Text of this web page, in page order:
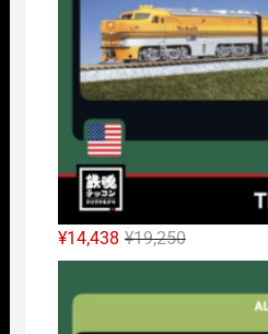
¥19,250元
の
価
¥14,438
現
在
の